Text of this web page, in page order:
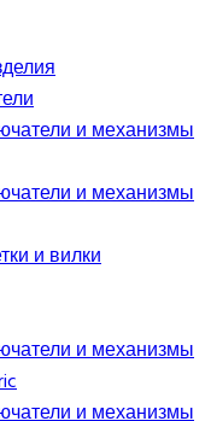
и механизмы
и механизмы
и вилки
и механизмы
и механизмы